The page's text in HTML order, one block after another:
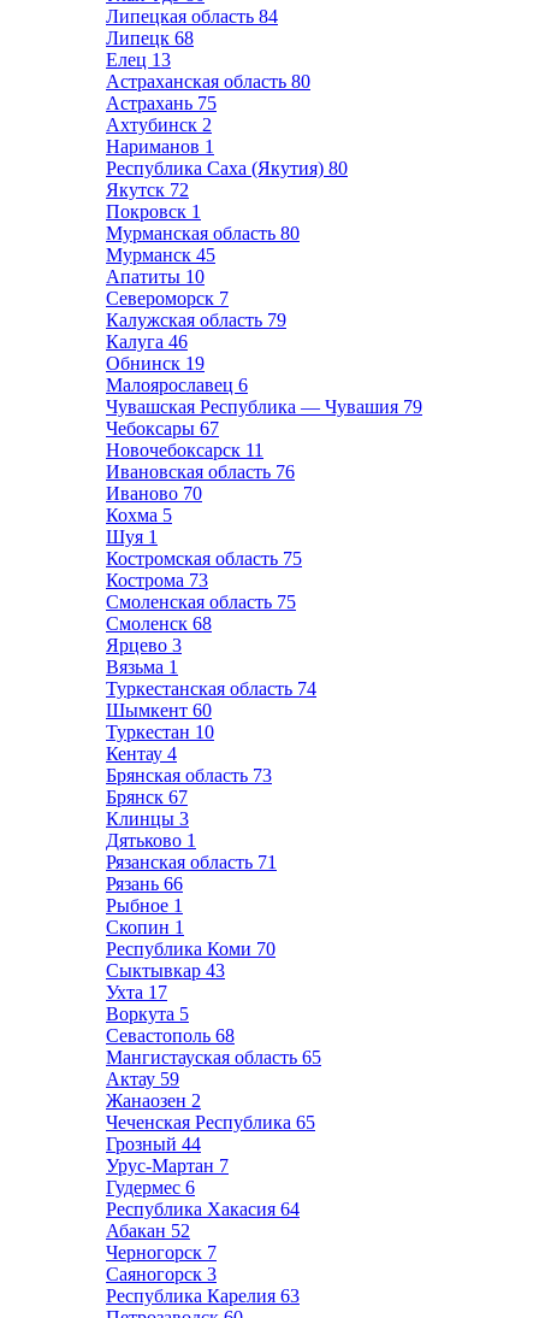
Липецкая область 84
Липецк 68
Елец 13
Астраханская область 80
Астрахань 75
Ахтубинск 2
Нариманов 1
Республика Саха (Якутия) 80
Якутск 72
Покровск 1
Мурманская область 80
Мурманск 45
Апатиты 10
Североморск 7
Калужская область 79
Калуга 46
Обнинск 19
Малоярославец 6
Чувашская Республика — Чувашия 79
Чебоксары 67
Новочебоксарск 11
Ивановская область 76
Иваново 70
Кохма 5
Шуя 1
Костромская область 75
Кострома 73
Смоленская область 75
Смоленск 68
Ярцево 3
Вязьма 1
Туркестанская область 74
Шымкент 60
Туркестан 10
Кентау 4
Брянская область 73
Брянск 67
Клинцы 3
Дятьково 1
Рязанская область 71
Рязань 66
Рыбное 1
Скопин 1
Республика Коми 70
Сыктывкар 43
Ухта 17
Воркута 5
Севастополь 68
Мангистауская область 65
Актау 59
Жанаозен 2
Чеченская Республика 65
Грозный 44
Урус-Мартан 7
Гудермес 6
Республика Хакасия 64
Абакан 52
Черногорск 7
Саяногорск 3
Республика Карелия 63